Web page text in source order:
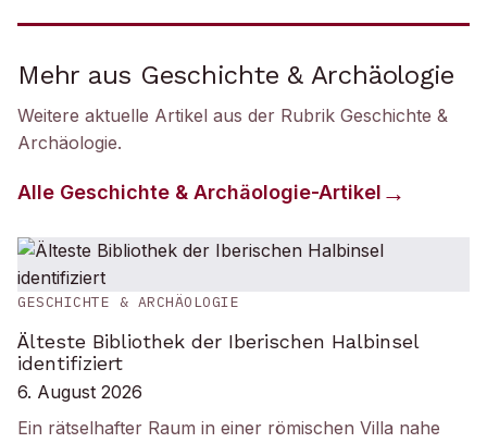
Mehr aus Geschichte & Archäologie
Weitere aktuelle Artikel aus der Rubrik Geschichte &
Archäologie.
Alle Geschichte & Archäologie-Artikel
GESCHICHTE & ARCHÄOLOGIE
Älteste Bibliothek der Iberischen Halbinsel
identifiziert
6. August 2026
Ein rätselhafter Raum in einer römischen Villa nahe